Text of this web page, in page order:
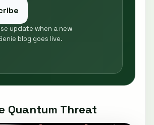
update when a new
blog goes live.
Quantum Threat